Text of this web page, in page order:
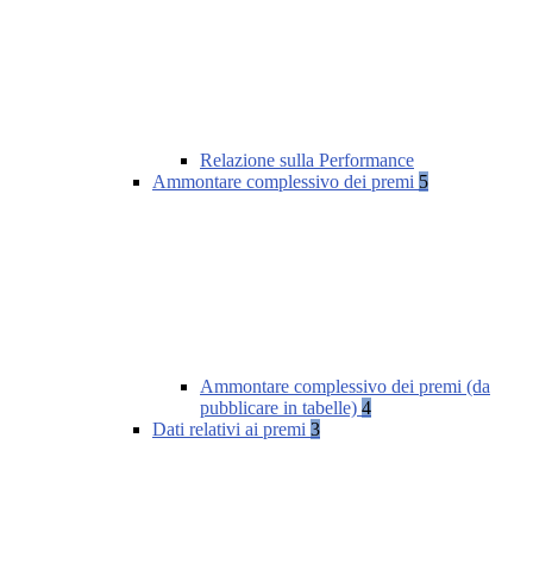
Relazione sulla Performance
Ammontare complessivo dei premi 5
Ammontare complessivo dei premi (da
pubblicare in tabelle) 4
Dati relativi ai premi 3